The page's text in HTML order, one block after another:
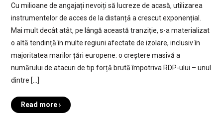
Cu milioane de angajați nevoiți să lucreze de acasă, utilizarea
instrumentelor de acces de la distanță a crescut exponențial.
Mai mult decât atât, pe lângă această tranziție, s-a materializat
o altă tendință în multe regiuni afectate de izolare, inclusiv în
majoritatea marilor țări europene: o creștere masivă a
numărului de atacuri de tip forță brută împotriva RDP-ului – unul
dintre […]
Read more ›